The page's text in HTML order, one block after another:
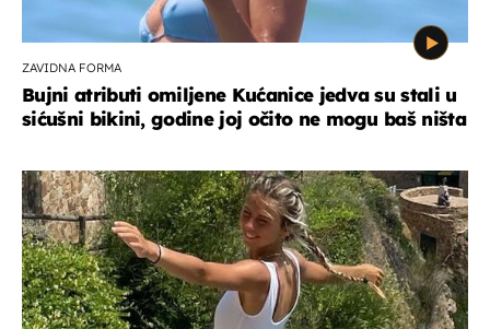
ZAVIDNA FORMA
Bujni atributi omiljene Kućanice jedva su stali u
sićušni bikini, godine joj očito ne mogu baš ništa